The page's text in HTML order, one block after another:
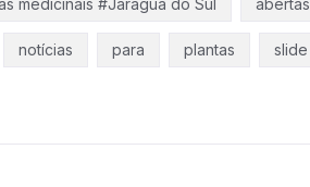
medicinais #Jaraguá do Sul abertas
notícias para plantas slide